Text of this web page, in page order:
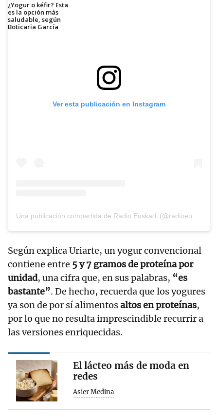
¿Yogur o kéfir? Esta
es la opción más
saludable, según
Boticaria García
Ver esta publicación en Instagram
Según explica Uriarte, un yogur convencional
contiene entre 5 y 7 gramos de proteína por
unidad, una cifra que, en sus palabras, “es
bastante”. De hecho, recuerda que los yogures
ya son de por sí alimentosaltos en proteínas,
por lo que no resulta imprescindible recurrir a
las versiones enriquecidas.
El lácteo más de moda en
redes
Asier Medina